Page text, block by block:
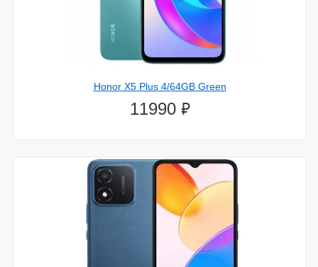
Honor X5 Plus 4/64GB Green
11990 ⃏